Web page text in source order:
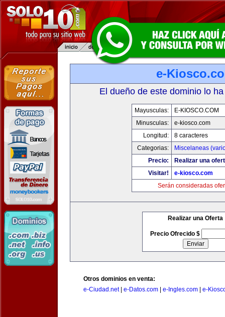
e-
El dueño de este dominio lo
Mayusculas:
E-KIOSCO.COM
Minusculas:
e-kiosco.com
Longitud:
8 caracteres
Categorias:
Miscelaneas
Precio:
Realizar una
Visitar!
e-kiosco.com
Serán consideradas
Realizar una Oferta
Precio Ofrecido $
Otros dominios en venta:
e-Ciudad.net| e-Datos.com e-Ingles.com e-